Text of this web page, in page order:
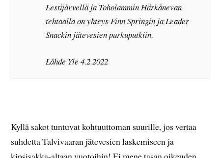
Lestijärvellä ja Toholammin Härkänevan
tehtaalla on yhteys Finn Springin ja Leader
Snackin jätevesien purkuputkiin.
Lähde Yle 4.2.2022
Kyllä sakot tuntuvat kohtuuttoman suurille, jos vertaa
suhdetta Talvivaaran jätevesien laskemiseen ja